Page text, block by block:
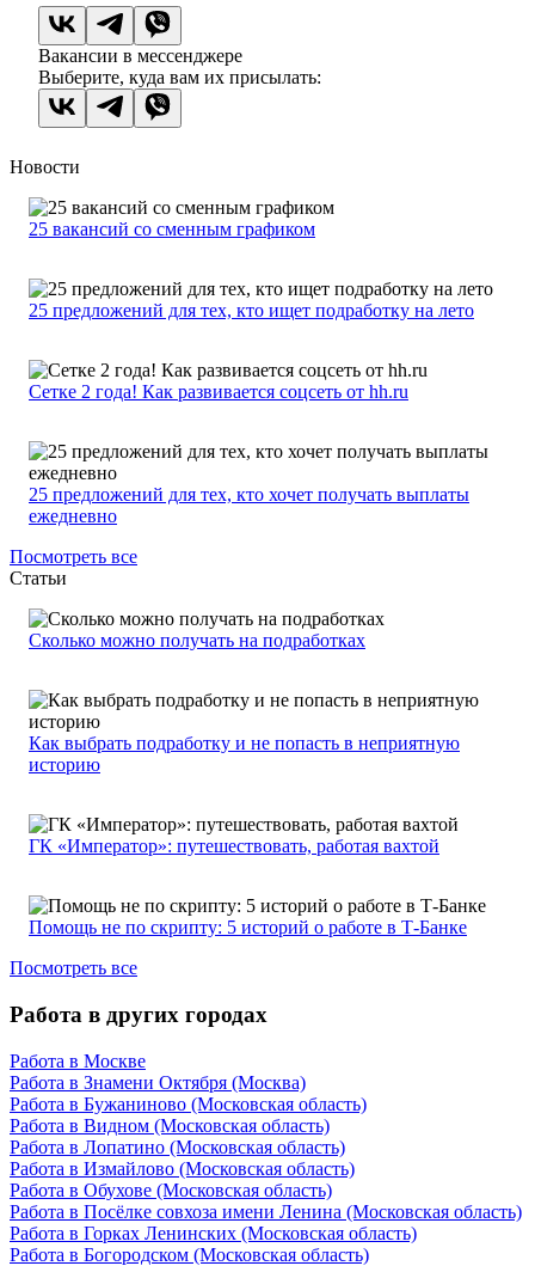
Вакансии в мессенджере
Выберите, куда вам их присылать:
Новости
25 вакансий со сменным графиком
25 предложений для тех, кто ищет подработку на лето
Сетке 2 года! Как развивается соцсеть от hh.ru
25 предложений для тех, кто хочет получать выплаты
ежедневно
Посмотреть все
Статьи
Сколько можно получать на подработках
Как выбрать подработку и не попасть в неприятную
историю
ГК «Император»: путешествовать, работая вахтой
Помощь не по скрипту: 5 историй о работе в Т-Банке
Посмотреть все
Работа в других городах
Работа в Москве
Работа в Знамени Октября (Москва)
Работа в Бужаниново (Московская область)
Работа в Видном (Московская область)
Работа в Лопатино (Московская область)
Работа в Измайлово (Московская область)
Работа в Обухове (Московская область)
Работа в Посёлке совхоза имени Ленина (Московская область)
Работа в Горках Ленинских (Московская область)
Работа в Богородском (Московская область)